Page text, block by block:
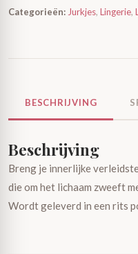
Categorieën: Jurkjes, Lingerie,
BESCHRIJVING
Beschrijving
Breng je innerlijke
die om het lichaam zweeft
Wordt geleverd in een rits